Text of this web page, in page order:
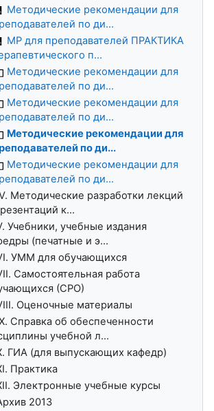
Методические рекомендации для
по ди...
МР для преподавателей ПРАКТИКА
п...
Методические рекомендации для
по ди...
Методические рекомендации для
по ди...
Методические рекомендации для
по ди...
Методические рекомендации для
по ди...
Методические разработки лекций
к...
Учебники, учебные издания
(печатные и э...
УММ для обучающихся
Самостоятельная работа
(СРО)
Оценочные материалы
Справка об обеспеченности
учебной л...
ГИА (для выпускающих кафедр)
Практика
Электронные учебные курсы
2013